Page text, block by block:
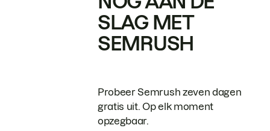
SLAG MET
SEMRUSH
Probeer Semrush zeven dagen
gratis uit. Op elk moment
opzegbaar.